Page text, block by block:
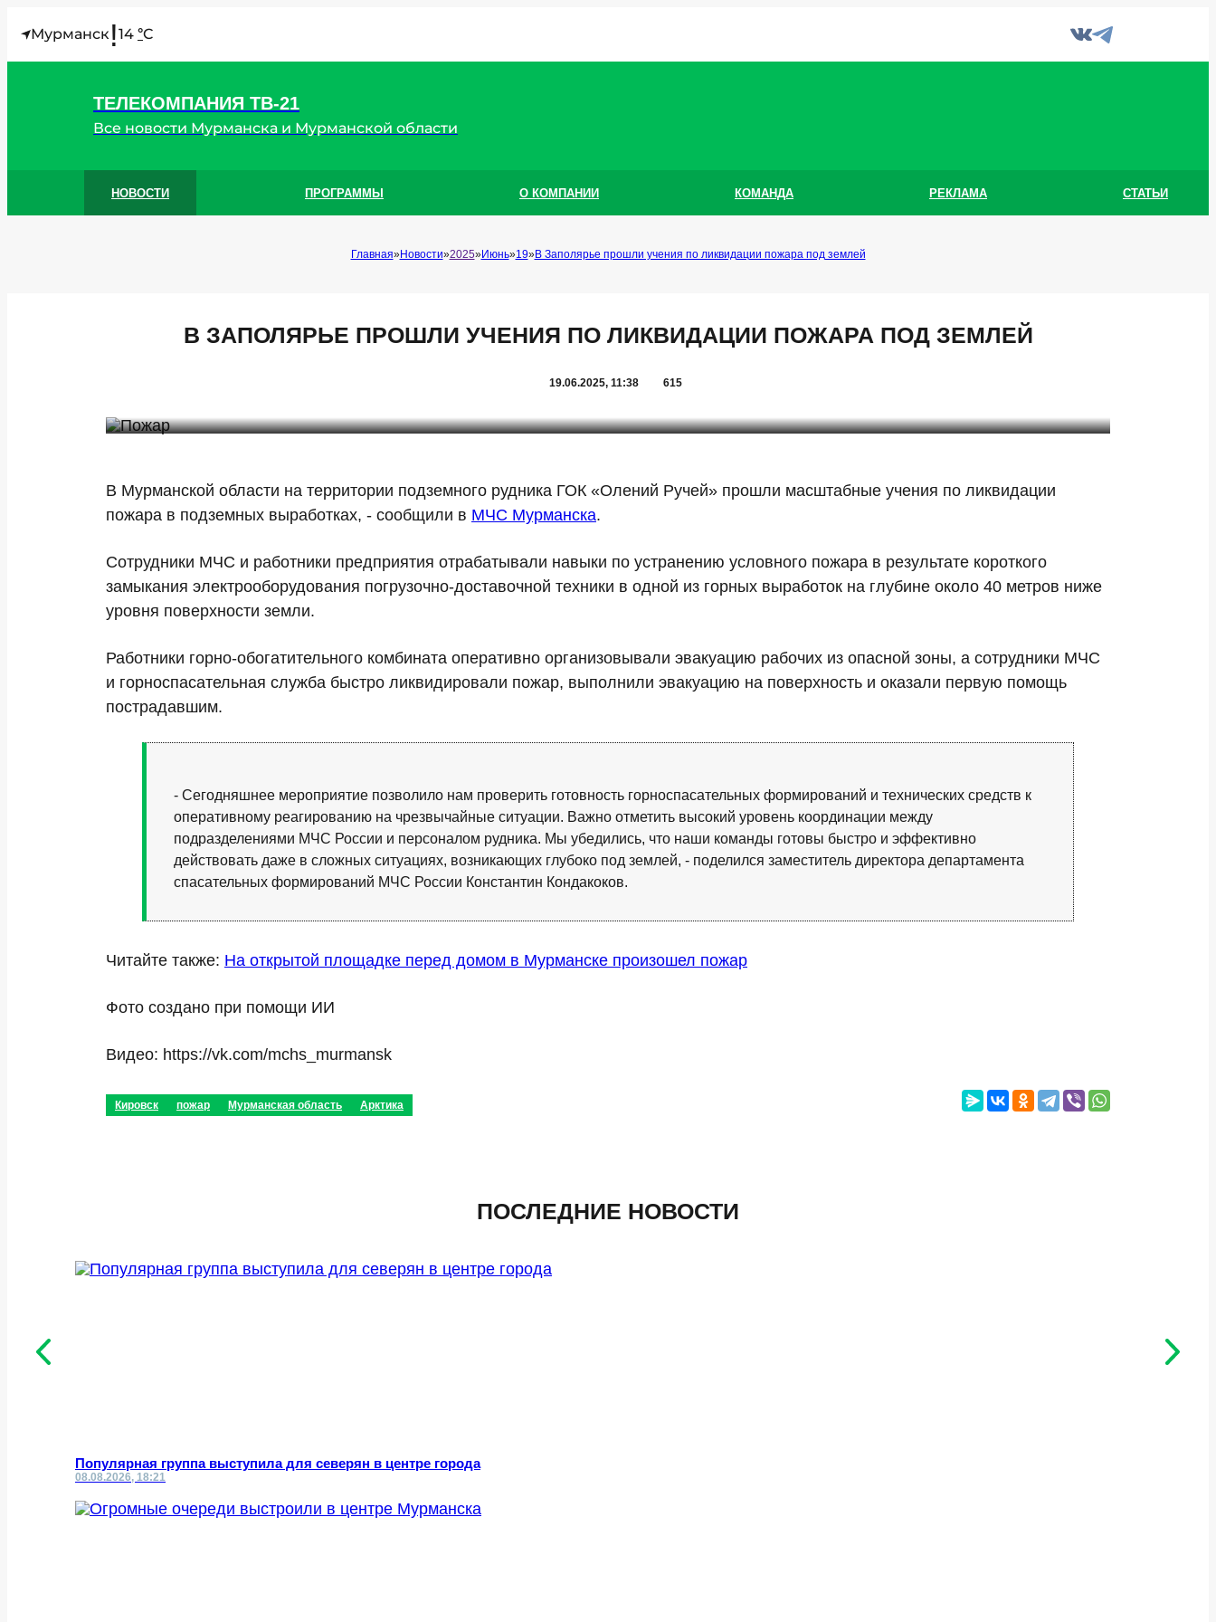
Мурманск!14 °C
ТЕЛЕКОМПАНИЯ ТВ-21
Все новости Мурманска и Мурманской области
НОВОСТИ ПРОГРАММЫ О КОМПАНИИ КОМАНДА РЕКЛАМА СТАТЬИ
Главная Новости 2025 Июнь 19 В Заполярье прошли учения по ликвидации пожара под землей
В ЗАПОЛЯРЬЕ ПРОШЛИ УЧЕНИЯ ПО ЛИКВИДАЦИИ ПОЖАРА ПОД ЗЕМЛЕЙ
19.06.2025, 11:38 615
В Мурманской области на территории подземного рудника ГОК «Олений Ручей» прошли масштабные учения по ликвидации
пожара в подземных выработках, - сообщили в МЧС Мурманска.
Сотрудники МЧС и работники предприятия отрабатывали навыки по устранению условного пожара в результате короткого
замыкания электрооборудования погрузочно-доставочной техники в одной из горных выработок на глубине около 40 метров ниже
уровня поверхности земли.
Работники горно-обогатительного комбината оперативно организовывали эвакуацию рабочих из опасной зоны, а сотрудники МЧС
и горноспасательная служба быстро ликвидировали пожар, выполнили эвакуацию на поверхность и оказали первую помощь
пострадавшим.
- Сегодняшнее мероприятие позволило нам проверить готовность горноспасательных формирований и технических средств к
оперативному реагированию на чрезвычайные ситуации. Важно отметить высокий уровень координации между
подразделениями МЧС России и персоналом рудника. Мы убедились, что наши команды готовы быстро и эффективно
действовать даже в сложных ситуациях, возникающих глубоко под землей, - поделился заместитель директора департамента
спасательных формирований МЧС России Константин Кондакоков.
Читайте также: На открытой площадке перед домом в Мурманске произошел пожар
Фото создано при помощи ИИ
Видео: https://vk.com/mchs_murmansk
Кировск пожар Мурманская область Арктика
ПОСЛЕДНИЕ НОВОСТИ
Популярная группа выступила для северян в центре города
08.08.2026, 18:21